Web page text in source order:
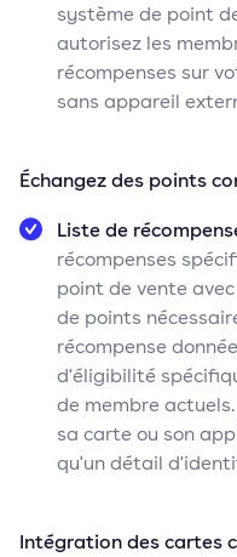
système de point
autorisez les
récompenses sur
sans appareil
Échangez des points
Liste de
récompenses
point de vente
de points
récompense
d'éligibilité
de membre
sa carte ou son
qu'un détail
Intégration des cartes